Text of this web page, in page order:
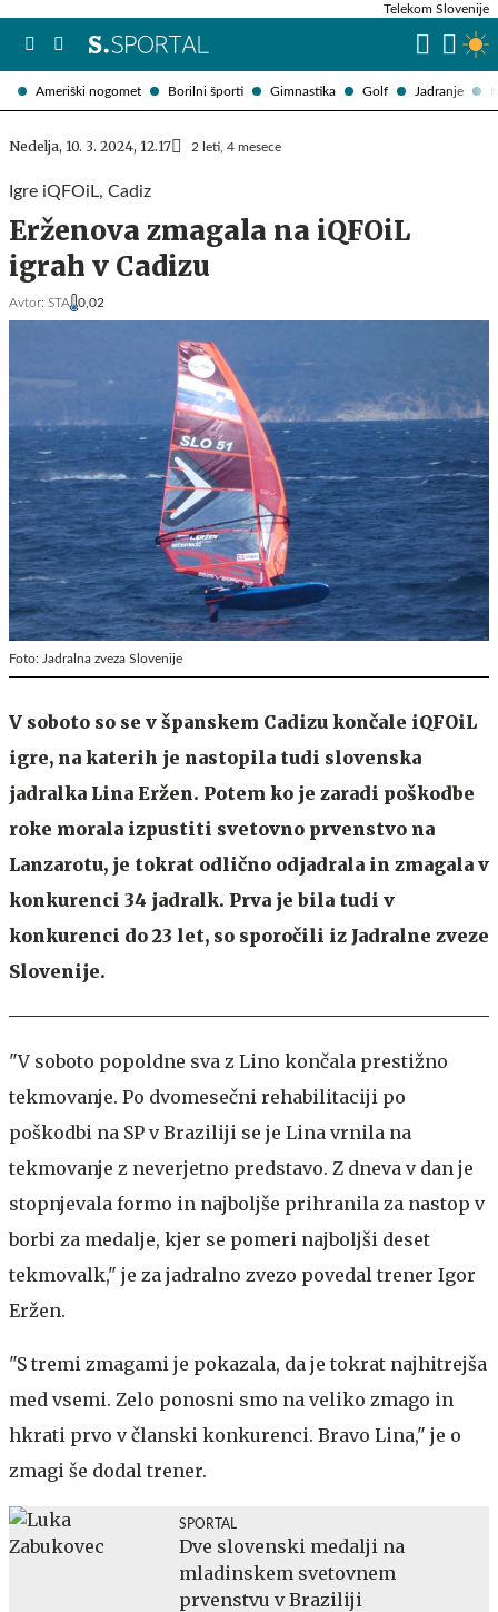
Ameriški nogomet Borilni športi Gimnastika Golf Jadranje
Telekom Slovenije
Nedelja, 10. 3. 2024, 12.17 2 leti, 4 mesece
Igre iQFOiL, Cadiz
Erženova zmagala na iQFOiL
igrah v Cadizu
Avtor: STA 0,02
Foto: Jadralna zveza Slovenije
V soboto so se v španskem Cadizu končale iQFOiL
igre, na katerih je nastopila tudi slovenska
jadralka Lina Eržen. Potem ko je zaradi poškodbe
roke morala izpustiti svetovno prvenstvo na
Lanzarotu, je tokrat odlično odjadrala in zmagala v
konkurenci 34 jadralk. Prva je bila tudi v
konkurenci do 23 let, so sporočili iz Jadralne zveze
Slovenije.
"V soboto popoldne sva z Lino končala prestižno
tekmovanje. Po dvomesečni rehabilitaciji po
poškodbi na SP v Braziliji se je Lina vrnila na
tekmovanje z neverjetno predstavo. Z dneva v dan je
stopnjevala formo in najboljše prihranila za nastop v
borbi za medalje, kjer se pomeri najboljši deset
tekmovalk," je za jadralno zvezo povedal trener Igor
Eržen.
"S tremi zmagami je pokazala, da je tokrat najhitrejša
med vsemi. Zelo ponosni smo na veliko zmago in
hkrati prvo v članski konkurenci. Bravo Lina," je o
zmagi še dodal trener.
SPORTAL
Dve slovenski medalji na
mladinskem svetovnem
prvenstvu v Braziliji